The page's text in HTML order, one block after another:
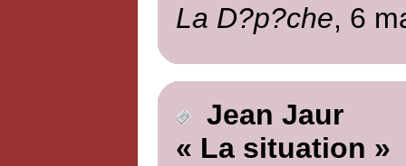
La D?p?che, 6
Jean Jaur
« La situation »